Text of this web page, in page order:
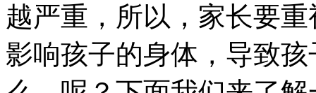
越严重，所以，家长要
影响孩子的身体，导致